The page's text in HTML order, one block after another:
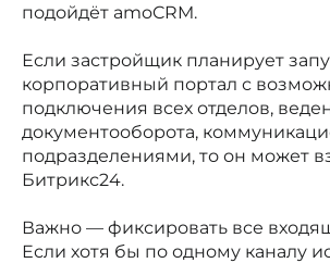
подойдёт amoCRM.
Если застройщик планирует
корпоративный портал с
подключения всех отделов,
документооборота,
подразделениями, то он может
Битрикс24.
Важно — фиксировать все
Если хотя бы по одному каналу